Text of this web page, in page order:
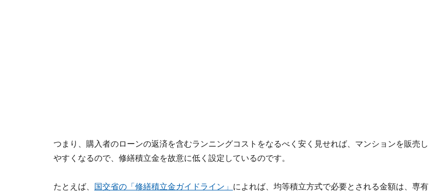
つまり、購入者のローンの返済を含むランニングコストをなるべく安く見せれば、マンションを販売し
やすくなるので、修繕積立金を故意に低く設定しているのです。
たとえば、 国交省の「修繕積立金ガイドライン」 によれば、均等積立方式で必要とされる金額は、専有